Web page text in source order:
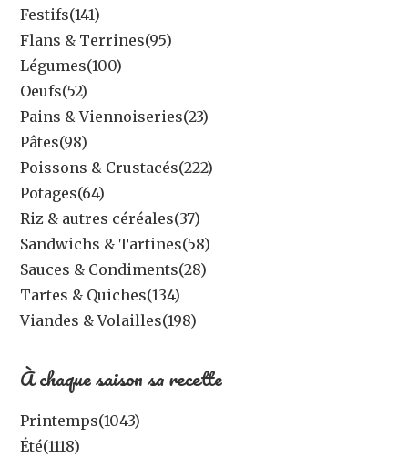
Festifs(141)
Flans & Terrines(95)
Légumes(100)
Oeufs(52)
Pains & Viennoiseries(23)
Pâtes(98)
Poissons & Crustacés(222)
Potages(64)
Riz & autres céréales(37)
Sandwichs & Tartines(58)
Sauces & Condiments(28)
Tartes & Quiches(134)
Viandes & Volailles(198)
À chaque saison sa recette
Printemps(1043)
Été(1118)